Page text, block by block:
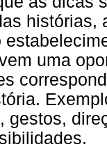
uma
gestos,